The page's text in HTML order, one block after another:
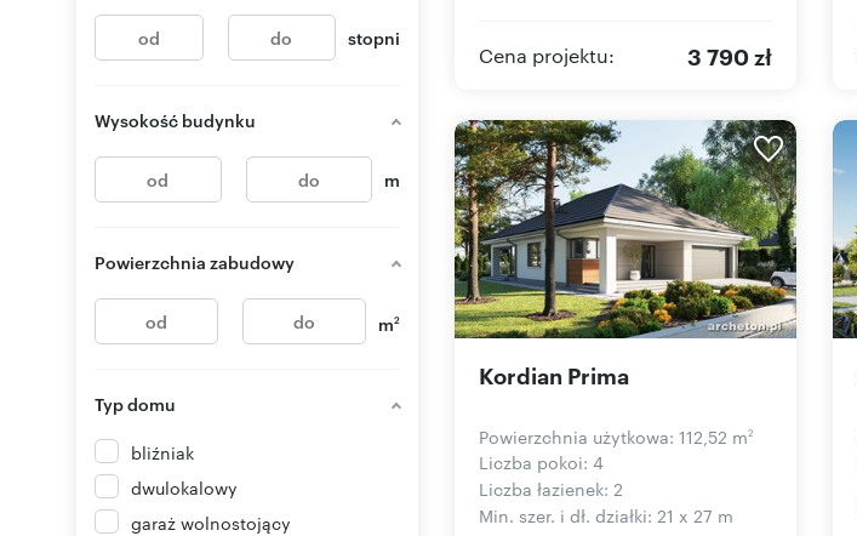
stopni
Wysokość budynku
m
Powierzchnia zabudowy
m2
Typ domu
bliźniak
dwulokalowy
garaż wolnostojący
Cena projektu: 3 790 zł
Kordian Prima
Powierzchnia użytkowa: 112,52 m2
Liczba pokoi: 4
Liczba łazienek: 2
Min. szer. i dł. działki: 21 x 27 m